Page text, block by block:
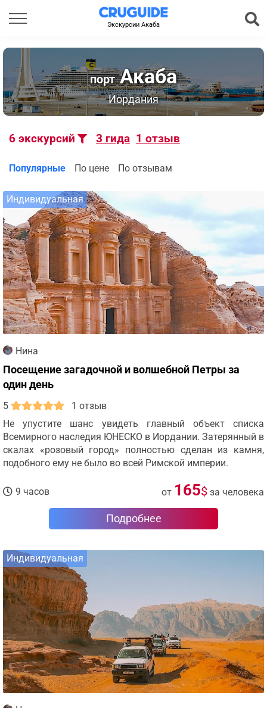
Экскурсии Акаба
портАкаба
Иордания
6 экскурсий 3 гида 1 отзыв
Популярные По цене По отзывам
Индивидуальная
Нина
Посещение загадочной и волшебной Петры за
один день
5
1 отзыв
Не упустите шанс увидеть главный объект списка
Всемирного наследия ЮНЕСКО в Иордании. Затерянный в
скалах «розовый город» полностью сделан из камня,
подобного ему не было во всей Римской империи.
9 часов от 165$ за человека
Подробнее
Индивидуальная